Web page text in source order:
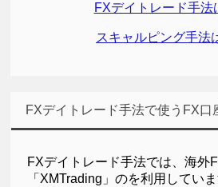
FXデイトレード手法
スキャルピング手法
FXデイトレード手法で使うFX口
FXデイトレード手法では、海外
「XMTrading」のを利用していま